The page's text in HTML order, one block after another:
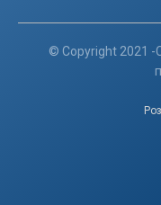
© Copyright 2021 -